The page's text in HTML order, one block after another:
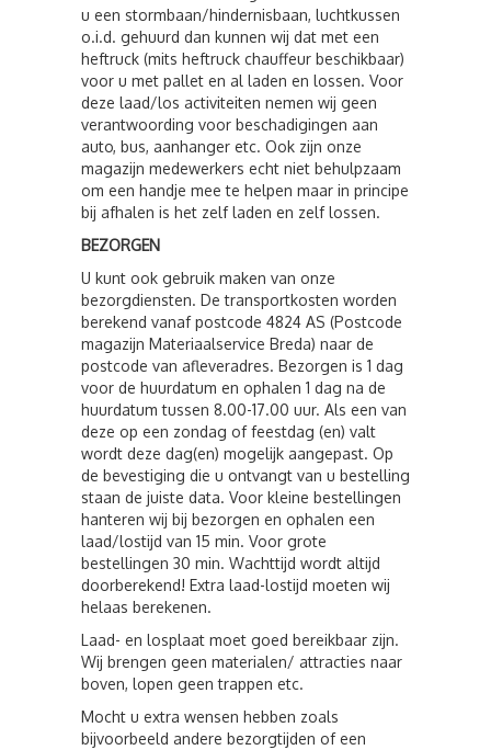
u een stormbaan/hindernisbaan, luchtkussen
o.i.d. gehuurd dan kunnen wij dat met een
heftruck (mits heftruck chauffeur beschikbaar)
voor u met pallet en al laden en lossen. Voor
deze laad/los activiteiten nemen wij geen
verantwoording voor beschadigingen aan
auto, bus, aanhanger etc. Ook zijn onze
magazijn medewerkers echt niet behulpzaam
om een handje mee te helpen maar in principe
bij afhalen is het zelf laden en zelf lossen.
BEZORGEN
U kunt ook gebruik maken van onze
bezorgdiensten. De transportkosten worden
berekend vanaf postcode 4824 AS (Postcode
magazijn Materiaalservice Breda) naar de
postcode van afleveradres. Bezorgen is 1 dag
voor de huurdatum en ophalen 1 dag na de
huurdatum tussen 8.00-17.00 uur. Als een van
deze op een zondag of feestdag (en) valt
wordt deze dag(en) mogelijk aangepast. Op
de bevestiging die u ontvangt van u bestelling
staan de juiste data. Voor kleine bestellingen
hanteren wij bij bezorgen en ophalen een
laad/lostijd van 15 min. Voor grote
bestellingen 30 min. Wachttijd wordt altijd
doorberekend! Extra laad-lostijd moeten wij
helaas berekenen.
Laad- en losplaat moet goed bereikbaar zijn.
Wij brengen geen materialen/ attracties naar
boven, lopen geen trappen etc.
Mocht u extra wensen hebben zoals
bijvoorbeeld andere bezorgtijden of een